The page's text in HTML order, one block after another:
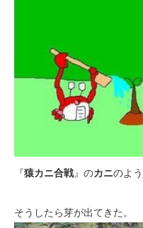
『猿カニ合戦』のカニのよ
そうしたら芽が出てきた。